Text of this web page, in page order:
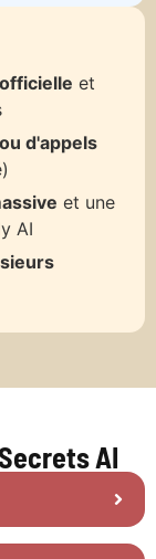
et
d'appels
et une
AI
AI